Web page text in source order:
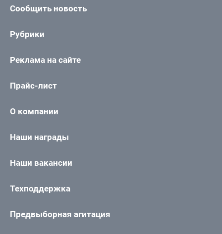
Сообщить новость
Рубрики
Реклама на сайте
Прайс-лист
О компании
Наши награды
Наши вакансии
Техподдержка
Предвыборная агитация